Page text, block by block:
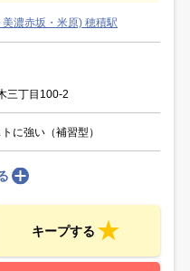
濃赤坂・米原) 穂積駅
三丁目100-2
に強い（補習型）
キープする